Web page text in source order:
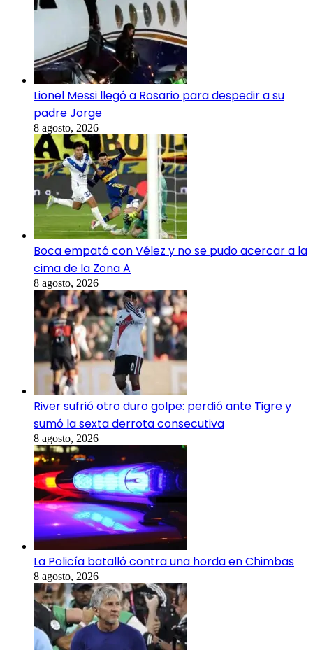
Lionel Messi llegó a Rosario para despedir a su
padre Jorge
8 agosto, 2026
Boca empató con Vélez y no se pudo acercar a la
cima de la Zona A
8 agosto, 2026
River sufrió otro duro golpe: perdió ante Tigre y
sumó la sexta derrota consecutiva
8 agosto, 2026
La Policía batalló contra una horda en Chimbas
8 agosto, 2026